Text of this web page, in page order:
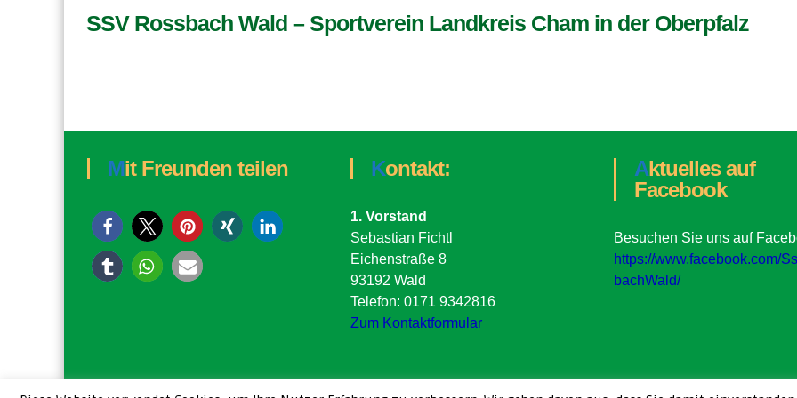
SSV Rossbach Wald – Sportverein Landkreis Cham in der Oberpfalz
Mit Freunden teilen Kontakt:
1. Vorstand
Sebastian Fichtl
Eichenstraße 8
93192 Wald
Telefon: 0171 9342816
Zum Kontaktformular
Aktuelles auf
Facebook
Besuchen Sie uns auf
https://www.facebook.com/
bachWald/